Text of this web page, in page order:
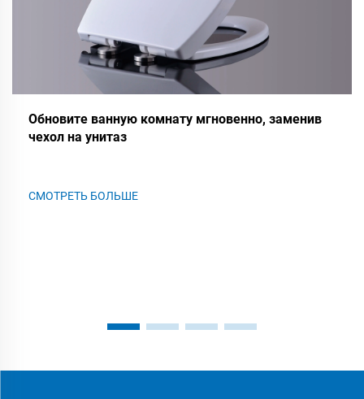
Обновите ванную комнату мгновенно, заменив
чехол на унитаз
СМОТРЕТЬ БОЛЬШЕ